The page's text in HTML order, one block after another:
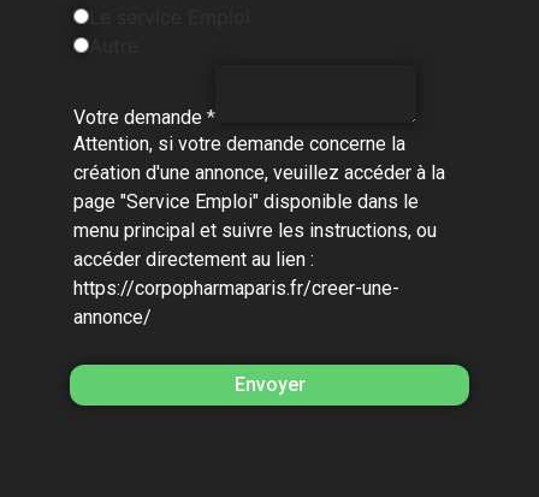
Votre demande *
Attention, si votre demande concerne la
création d'une annonce, veuillez accéder à la
page "Service Emploi" disponible dans le
menu principal et suivre les instructions, ou
accéder directement au lien :
https://corpopharmaparis.fr/creer-une-
annonce/
Envoyer